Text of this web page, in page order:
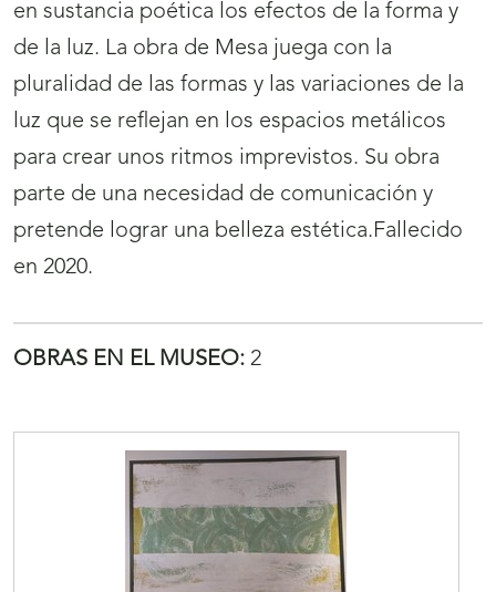
en sustancia poética los efectos de la forma y
de la luz. La obra de Mesa juega con la
pluralidad de las formas y las variaciones de la
luz que se reflejan en los espacios metálicos
para crear unos ritmos imprevistos. Su obra
parte de una necesidad de comunicación y
pretende lograr una belleza estética.Fallecido
en 2020.
OBRAS EN EL MUSEO: 2